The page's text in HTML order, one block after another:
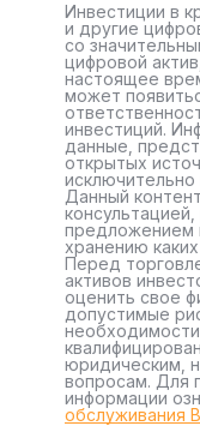
Инвестиции в
и другие
со
цифровой
настоящее
может
инвестиций.
данные,
открытых
исключительно
Данный
предложением
хранению
Перед
активов
оценить свое
допустимые
юридическим,
вопросам. Для
информации
обслуживания